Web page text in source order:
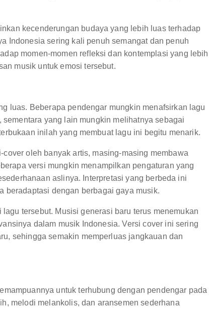
kecenderungan budaya yang lebih luas terhadap
Indonesia sering kali penuh semangat dan penuh
momen-momen refleksi dan kontemplasi yang lebih
musik untuk emosi tersebut.
luas. Beberapa pendengar mungkin menafsirkan lagu
yang lain mungkin melihatnya sebagai
inilah yang membuat lagu ini begitu menarik.
oleh banyak artis, masing-masing membawa
versi mungkin menampilkan pengaturan yang
aslinya. Interpretasi yang berbeda ini
beradaptasi dengan berbagai gaya musik.
tersebut. Musisi generasi baru terus menemukan
dalam musik Indonesia. Versi cover ini sering
sehingga semakin memperluas jangkauan dan
untuk terhubung dengan pendengar pada
melodi melankolis, dan aransemen sederhana